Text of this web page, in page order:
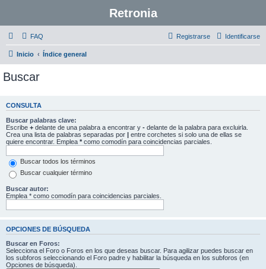
Retronia
FAQ Identificarse
Registrarse
Inicio Índice general
Buscar
CONSULTA
Buscar palabras clave:
Escribe + delante de una palabra a encontrar y - delante de la palabra para excluirla.
Crea una lista de palabras separadas por | entre corchetes si solo una de ellas se
quiere encontrar. Emplea * como comodín para coincidencias parciales.
Buscar todos los términos
Buscar cualquier término
Buscar autor:
Emplea * como comodín para coincidencias parciales.
OPCIONES DE BÚSQUEDA
Buscar en Foros:
Selecciona el Foro o Foros en los que deseas buscar. Para agilizar puedes buscar en
los subforos seleccionando el Foro padre y habilitar la búsqueda en los subforos (en
Opciones de búsqueda).